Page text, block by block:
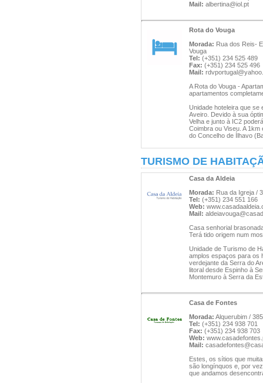
Mail: albertina@iol.pt
Rota do Vouga
Morada: Rua dos Reis-
Vouga
Tel: (+351) 234 525 489
Fax: (+351) 234 525 496
Mail:
A Rota do Vouga -
apartamentos
Unidade hoteleira que
Aveiro. Devido à sua
Velha e junto à IC2
Coimbra ou Viseu. A
do Concelho de Ílhavo
TURISMO DE
Casa da Aldeia
Morada: Rua da Igreja /
Tel: (+351) 234 551 166
Web:
Mail:
Casa senhorial
Terá tido origem num
Unidade de Turismo de
amplos espaços para os
verdejante da Serra do
litoral desde Espinho à
Montemuro à Serra da
Casa de Fontes
Morada: Alquerubim /
Tel: (+351) 234 938 701
Fax: (+351) 234 938 703
Web:
Mail:
Estes, os sítios que
são longínquos e, por
que andamos